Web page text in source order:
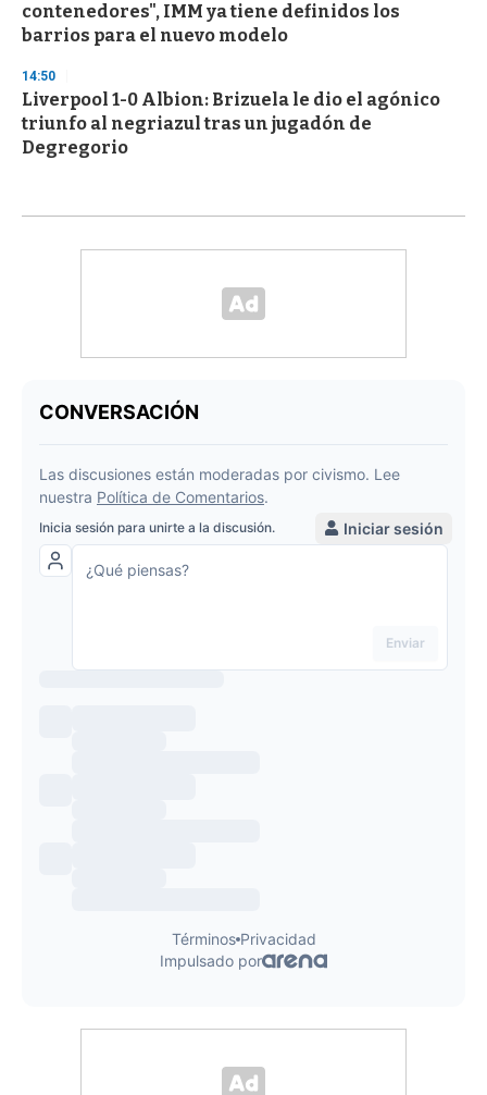
contenedores", IMM ya tiene definidos los
barrios para el nuevo modelo
14:50
Liverpool 1-0 Albion: Brizuela le dio el agónico
triunfo al negriazul tras un jugadón de
Degregorio